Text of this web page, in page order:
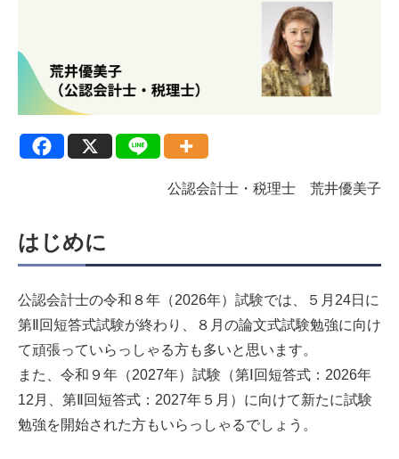
公認会計士・税理士 荒井優美子
はじめに
公認会計士の令和８年（2026年）試験では、５月24日に
第Ⅱ回短答式試験が終わり、８月の論文式試験勉強に向け
て頑張っていらっしゃる方も多いと思います。
また、令和９年（2027年）試験（第Ⅰ回短答式：2026年
12月、第Ⅱ回短答式：2027年５月）に向けて新たに試験
勉強を開始された方もいらっしゃるでしょう。